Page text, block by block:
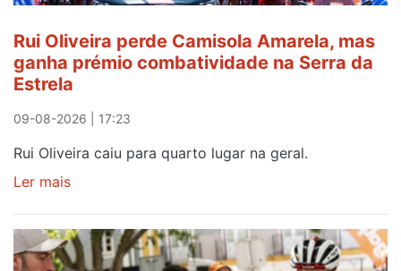
Rui Oliveira perde Camisola Amarela, mas
ganha prémio combatividade na Serra da
Estrela
09-08-2026 | 17:23
Rui Oliveira caiu para quarto lugar na geral.
Ler mais
Oliveira
perde